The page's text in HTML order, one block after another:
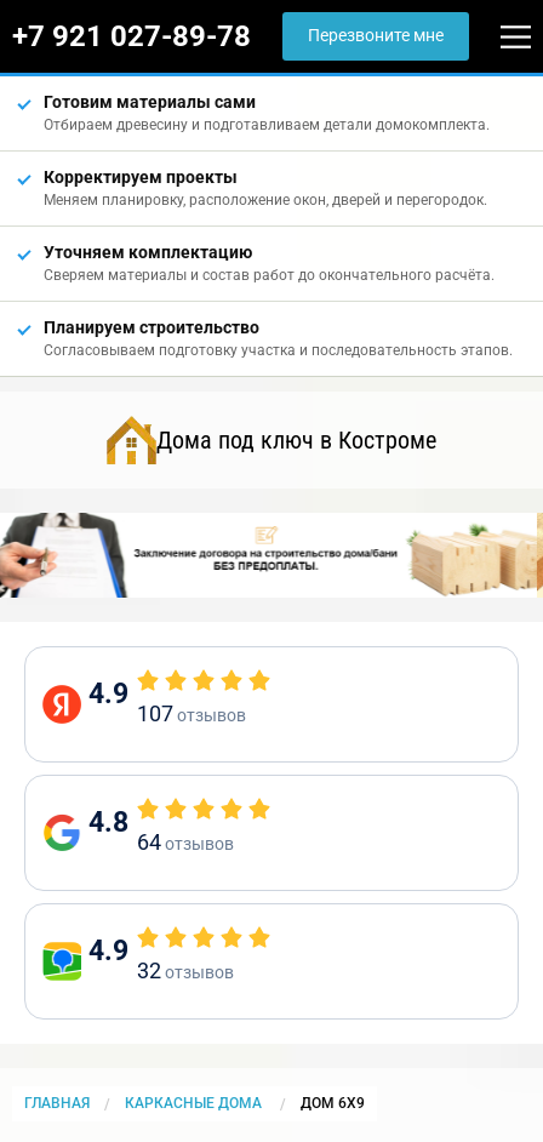
+7 921 027-89-78 Перезвоните мне
Готовим материалы сами
Отбираем древесину и подготавливаем детали домокомплекта.
Корректируем проекты
Меняем планировку, расположение окон, дверей и перегородок.
Уточняем комплектацию
Сверяем материалы и состав работ до окончательного расчёта.
Планируем строительство
Согласовываем подготовку участка и последовательность этапов.
Дома под ключ в Костроме
4.9
107отзывов
4.8
64отзывов
4.9
32отзывов
ГЛАВНАЯ КАРКАСНЫЕ ДОМА CURRENT:
ДОМ 6Х9